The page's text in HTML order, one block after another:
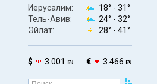
Иерусалим: 18° - 31°
Тель-Авив:
24° - 32°
Эйлат:
28° - 41°
$ 3.001 ₪ € 3.466 ₪